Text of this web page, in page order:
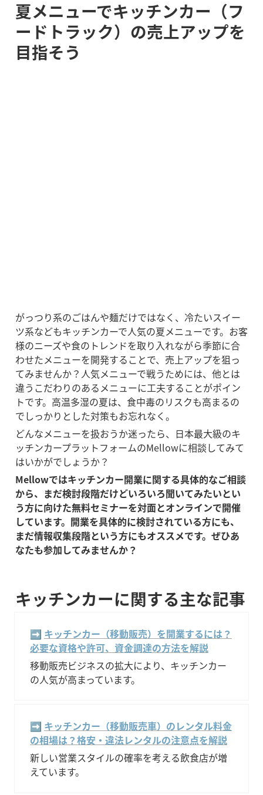
夏メニューでキッチンカー（フ
ードトラック）の売上アップを
目指そう
がっつり系のごはんや麺だけではなく、冷たいスイー
ツ系などもキッチンカーで人気の夏メニューです。お客
様のニーズや食のトレンドを取り入れながら季節に合
わせたメニューを開発することで、売上アップを狙っ
てみませんか？人気メニューで戦うためには、他とは
違うこだわりのあるメニューに工夫することがポイン
トです。高温多湿の夏は、食中毒のリスクも高まるの
でしっかりとした対策もお忘れなく。
どんなメニューを扱おうか迷ったら、日本最大級のキ
ッチンカープラットフォームのMellowに相談してみて
はいかがでしょうか？
Mellowではキッチンカー開業に関する具体的なご相談
から、まだ検討段階だけどいろいろ聞いてみたいとい
う方に向けた無料セミナーを対面とオンラインで開催
しています。開業を具体的に検討されている方にも、
まだ情報収集段階という方にもオススメです。ぜひあ
なたも参加してみませんか？
キッチンカーに関する主な記事
➡️ キッチンカー（移動販売）を開業するには？
必要な資格や許可、資金調達の方法を解説
移動販売ビジネスの拡大により、キッチンカー
の人気が高まっています。
➡️ キッチンカー（移動販売車）のレンタル料金
の相場は？格安・違法レンタルの注意点を解説
新しい営業スタイルの確率を考える飲食店が増
えています。